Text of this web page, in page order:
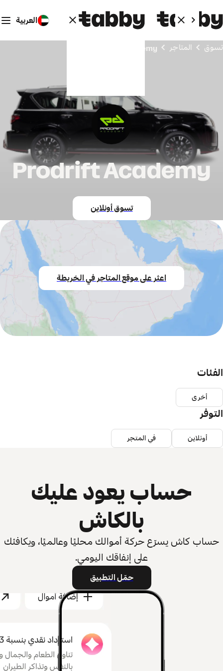
العربية
تسوق المتاجر Prodrift Academy
Prodrift Academy
تسوق أونلاين
اعثر على موقع المتاجر في الخريطة
الفئات
أخرى
التوفر
أونلاين في المتجر
حساب يعود عليك
بالكاش
حساب كاش يسرّع حركة أموالك محليًا وعالميًا، ويكافئك
على إنفاقك اليومي.
حمّل التطبيق